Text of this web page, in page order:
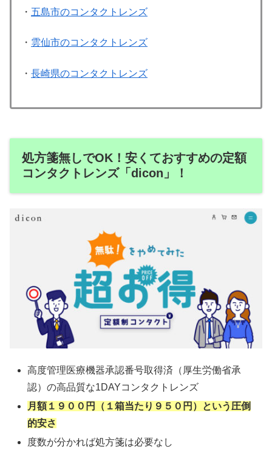
・ 五島市のコンタクトレンズ
・ 雲仙市のコンタクトレンズ
・ 長崎県のコンタクトレンズ
処方箋無しでOK！安くておすすめの定額
コンタクトレンズ「dicon」！
高度管理医療機器承認番号取得済（厚生労働省承
認）の高品質な1DAYコンタクトレンズ
月額１９００円（１箱当たり９５０円）という圧倒
的安さ
度数が分かれば処方箋は必要なし